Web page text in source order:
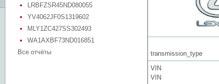
LRBFZSR45ND080055
YV4062JF0S1319602
MLY1ZC427SS302493
WA1AXBF73ND016851
Все отчёты
transmission_type
VIN
VIN